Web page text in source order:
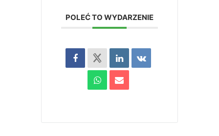
POLEĆ TO WYDARZENIE